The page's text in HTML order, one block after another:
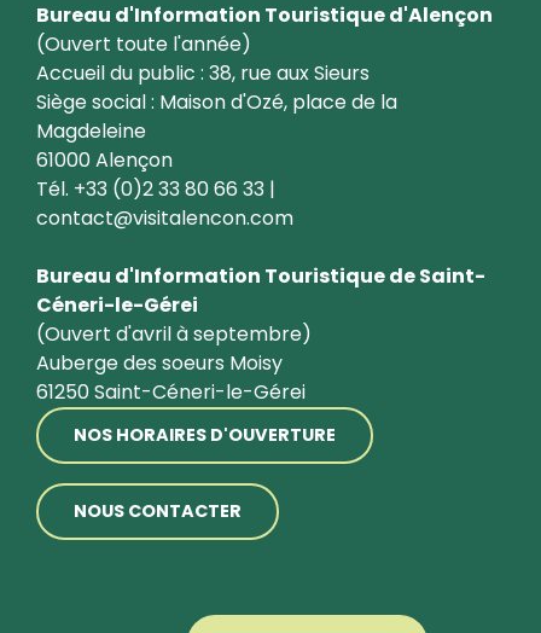
Bureau d'Information Touristique d'Alençon
(Ouvert toute l'année)
Accueil du public : 38, rue aux Sieurs
Siège social : Maison d'Ozé, place de la
Magdeleine
61000 Alençon
Tél. +33 (0)2 33 80 66 33 |
contact@visitalencon.com
Bureau d'Information Touristique de Saint-
Céneri-le-Gérei
(Ouvert d'avril à septembre)
Auberge des soeurs Moisy
61250 Saint-Céneri-le-Gérei
NOS HORAIRES D'OUVERTURE
NOUS CONTACTER